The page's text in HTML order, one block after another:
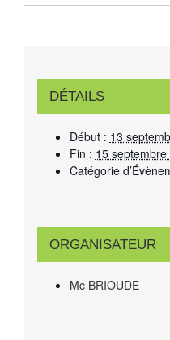
DÉTAILS
Début : 13
Fin : 15 septembre
Catégorie
ORGANISATEUR
Mc BRIOUDE